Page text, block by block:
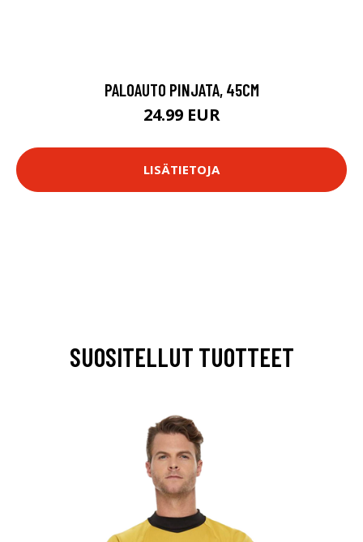
PALOAUTO PINJATA, 45CM
24.99 EUR
LISÄTIETOJA
SUOSITELLUT TUOTTEET